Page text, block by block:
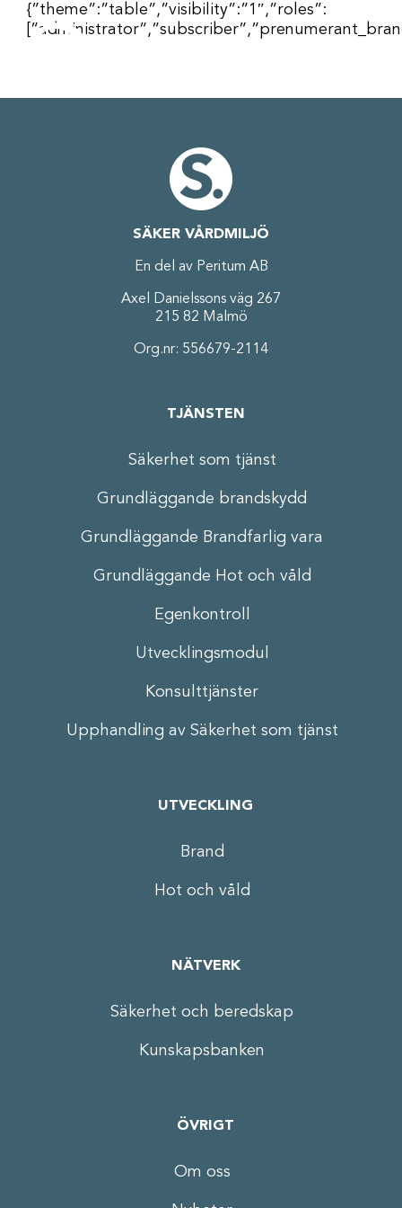
Fortsätt
{”theme”:”table”,”visibility”:”1″,”roles”:
SÄKER VÅRDMILJÖ
En del av Peritum AB
Axel Danielssons väg 267
215 82 Malmö
Org.nr: 556679-2114
TJÄNSTEN
Säkerhet som tjänst
Grundläggande brandskydd
Grundläggande Brandfarlig vara
Grundläggande Hot och våld
Egenkontroll
Utvecklingsmodul
Konsulttjänster
Upphandling av Säkerhet som tjänst
UTVECKLING
Brand
Hot och våld
NÄTVERK
Säkerhet och beredskap
Kunskapsbanken
ÖVRIGT
Om oss